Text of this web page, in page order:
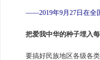
——2019年9月27日在全
把爱我中华的种子埋入
要搞好民族地区各级各类